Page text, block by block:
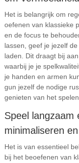
Het is belangrijk om
oefenen van klassieke
en de focus te
lassen, geef je jezelf
laden. Dit draagt bij
waarbij je je
je handen en armen
gun jezelf de nodige
genieten van het
Speel langzaam
minimaliseren
Het is van essentieel
bij het beoefenen van